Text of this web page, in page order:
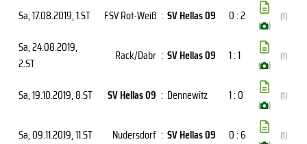
Sa, 17.08.2019, 1.ST FSV Rot-Weiß : SV Hellas 09 0 : 2
( )
(1)
Sa, 24.08.2019,
2.ST
Rack/Dabr : SV Hellas 09 1 : 1
( )
(1)
Sa, 19.10.2019, 8.ST SV Hellas 09 : Dennewitz 1 : 0
( )
(1)
Sa, 09.11.2019, 11.ST Nudersdorf : SV Hellas 09 0 : 6 (1)